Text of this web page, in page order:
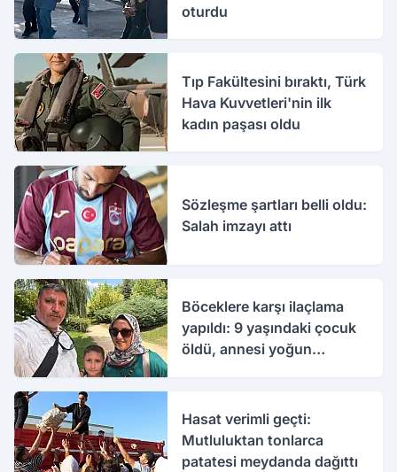
oturdu
Tıp Fakültesini bıraktı, Türk
Hava Kuvvetleri'nin ilk
kadın paşası oldu
Sözleşme şartları belli oldu:
Salah imzayı attı
Böceklere karşı ilaçlama
yapıldı: 9 yaşındaki çocuk
öldü, annesi yoğun
Hasat verimli geçti:
Mutluluktan tonlarca
patatesi meydanda dağıttı